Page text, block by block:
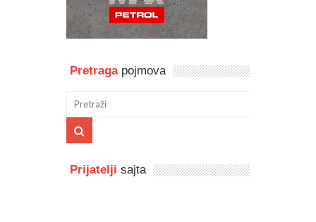
Pretragapojmova
Prijatelji sajta